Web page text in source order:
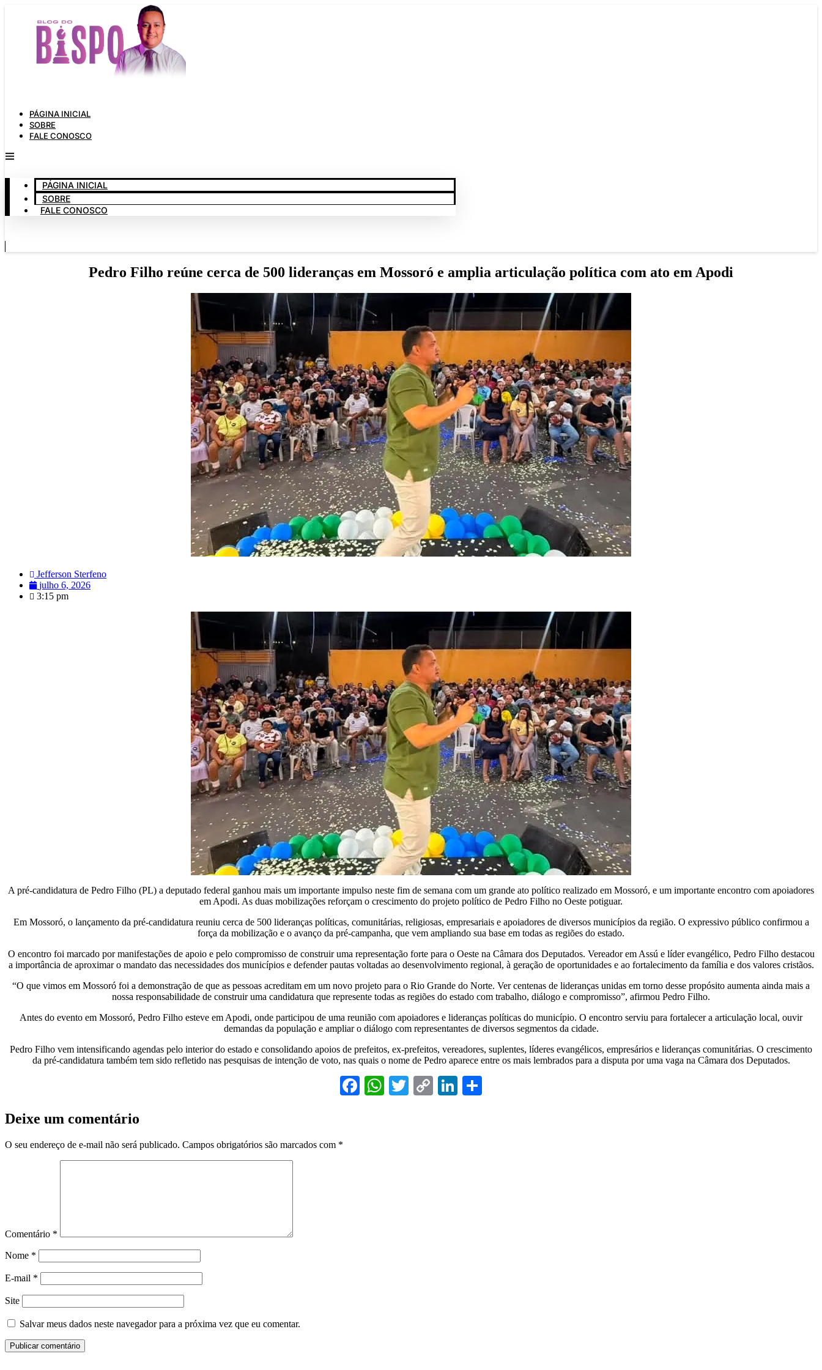
PÁGINA INICIAL
SOBRE
FALE CONOSCO
PÁGINA INICIAL
SOBRE
FALE CONOSCO
Pedro Filho reúne cerca de 500 lideranças em Mossoró e amplia articulação política com ato em Apodi
Jefferson Sterfeno
julho 6, 2026
3:15 pm
A pré-candidatura de Pedro Filho (PL) a deputado federal ganhou mais um importante impulso neste fim de semana com um grande ato político realizado em Mossoró, e um importante encontro com apoiadores
em Apodi. As duas mobilizações reforçam o crescimento do projeto político de Pedro Filho no Oeste potiguar.
Em Mossoró, o lançamento da pré-candidatura reuniu cerca de 500 lideranças políticas, comunitárias, religiosas, empresariais e apoiadores de diversos municípios da região. O expressivo público confirmou a
força da mobilização e o avanço da pré-campanha, que vem ampliando sua base em todas as regiões do estado.
O encontro foi marcado por manifestações de apoio e pelo compromisso de construir uma representação forte para o Oeste na Câmara dos Deputados. Vereador em Assú e líder evangélico, Pedro Filho destacou
a importância de aproximar o mandato das necessidades dos municípios e defender pautas voltadas ao desenvolvimento regional, à geração de oportunidades e ao fortalecimento da família e dos valores cristãos.
“O que vimos em Mossoró foi a demonstração de que as pessoas acreditam em um novo projeto para o Rio Grande do Norte. Ver centenas de lideranças unidas em torno desse propósito aumenta ainda mais a
nossa responsabilidade de construir uma candidatura que represente todas as regiões do estado com trabalho, diálogo e compromisso”, afirmou Pedro Filho.
Antes do evento em Mossoró, Pedro Filho esteve em Apodi, onde participou de uma reunião com apoiadores e lideranças políticas do município. O encontro serviu para fortalecer a articulação local, ouvir
demandas da população e ampliar o diálogo com representantes de diversos segmentos da cidade.
Pedro Filho vem intensificando agendas pelo interior do estado e consolidando apoios de prefeitos, ex-prefeitos, vereadores, suplentes, líderes evangélicos, empresários e lideranças comunitárias. O crescimento
da pré-candidatura também tem sido refletido nas pesquisas de intenção de voto, nas quais o nome de Pedro aparece entre os mais lembrados para a disputa por uma vaga na Câmara dos Deputados.
Facebook
WhatsApp
TwitterCopyLinkedIn
Deixe um comentário
O seu endereço de e-mail não será publicado. Campos obrigatórios são marcados com *
Comentário *
Nome *
E-mail *
Site
Salvar meus dados neste navegador para a próxima vez que eu comentar.